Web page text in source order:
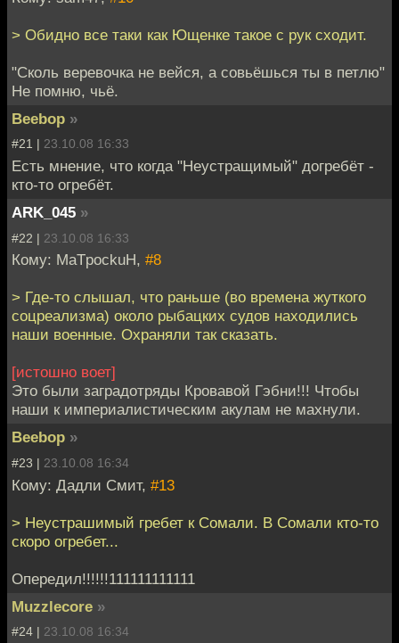
> Обидно все таки как Ющенке такое с рук сходит.
"Сколь веревочка не вейся, а совьёшься ты в петлю"
Не помню, чьё.
Beebop »
#21 | 23.10.08 16:33
Есть мнение, что когда "Неустращимый" догребёт -
кто-то огребёт.
ARK_045 »
#22 | 23.10.08 16:33
Кому: MaTpockuH, #8
> Где-то слышал, что раньше (во времена жуткого
соцреализма) около рыбацких судов находились
наши военные. Охраняли так сказать.
[истошно воет]
Это были заградотряды Кровавой Гэбни!!! Чтобы
наши к империалистическим акулам не махнули.
Beebop »
#23 | 23.10.08 16:34
Кому: Дадли Смит, #13
> Неустрашимый гребет к Сомали. В Сомали кто-то
скоро огребет...
Опередил!!!!!!111111111111
Muzzlecore »
#24 | 23.10.08 16:34